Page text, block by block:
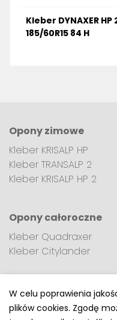
Kleber DYNAXER HP
185/60R15 84 H
Opony zimowe
Kleber KRISALP HP
Kleber TRANSALP 2
Kleber KRISALP HP 2
Opony całoroczne
Kleber Quadraxer
Kleber Citylander
W celu poprawienia
plików cookies. Zgodę